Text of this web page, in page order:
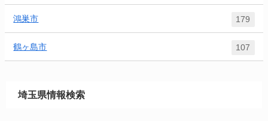
鴻巣市 179
鶴ヶ島市 107
埼玉県情報検索